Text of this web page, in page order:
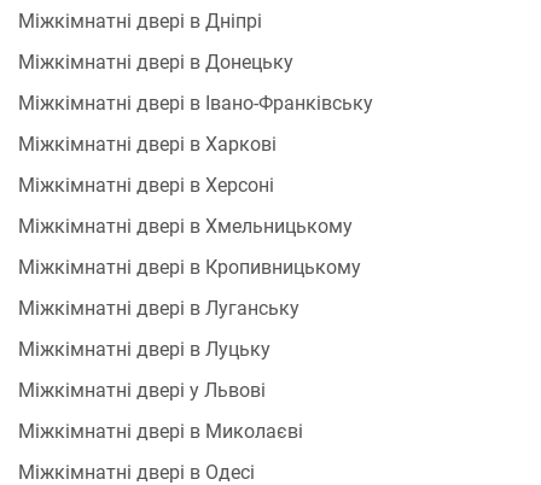
Міжкімнатні двері в Дніпрі
Міжкімнатні двері в Донецьку
Міжкімнатні двері в Івано-Франківську
Міжкімнатні двері в Харкові
Міжкімнатні двері в Херсоні
Міжкімнатні двері в Хмельницькому
Міжкімнатні двері в Кропивницькому
Міжкімнатні двері в Луганську
Міжкімнатні двері в Луцьку
Міжкімнатні двері у Львові
Міжкімнатні двері в Миколаєві
Міжкімнатні двері в Одесі